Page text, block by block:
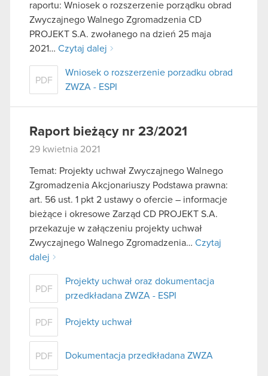
raportu: Wniosek o rozszerzenie porządku obrad
Zwyczajnego Walnego Zgromadzenia CD
PROJEKT S.A. zwołanego na dzień 25 maja
2021… Czytaj dalej
PDF
Wniosek o rozszerzenie porzadku obrad
ZWZA - ESPI
Raport bieżący nr 23/2021
29 kwietnia 2021
Temat: Projekty uchwał Zwyczajnego Walnego
Zgromadzenia Akcjonariuszy Podstawa prawna:
art. 56 ust. 1 pkt 2 ustawy o ofercie – informacje
bieżące i okresowe Zarząd CD PROJEKT S.A.
przekazuje w załączeniu projekty uchwał
Zwyczajnego Walnego Zgromadzenia… Czytaj
dalej
PDF
Projekty uchwał oraz dokumentacja
przedkładana ZWZA - ESPI
PDF Projekty uchwał
PDF Dokumentacja przedkładana ZWZA